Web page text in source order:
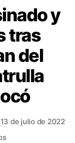
y
tras
del
13 de julio de 2022
en